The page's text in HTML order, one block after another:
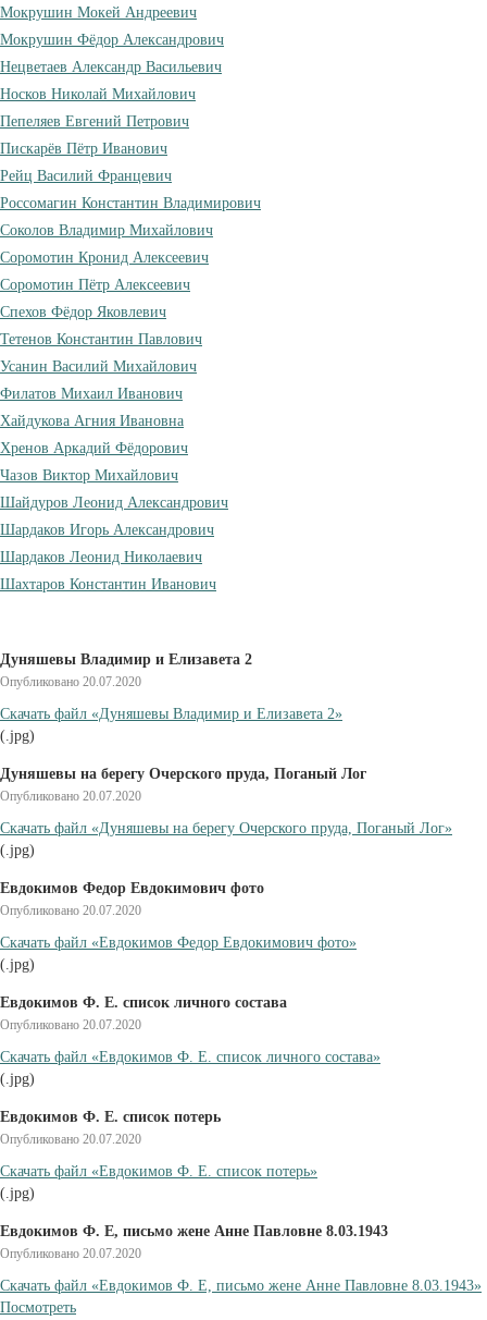
Мокрушин Мокей Андреевич
Мокрушин Фёдор Александрович
Нецветаев Александр Васильевич
Носков Николай Михайлович
Пепеляев Евгений Петрович
Пискарёв Пётр Иванович
Рейц Василий Францевич
Россомагин Константин Владимирович
Соколов Владимир Михайлович
Соромотин Кронид Алексеевич
Соромотин Пётр Алексеевич
Спехов Фёдор Яковлевич
Тетенов Константин Павлович
Усанин Василий Михайлович
Филатов Михаил Иванович
Хайдукова Агния Ивановна
Хренов Аркадий Фёдорович
Чазов Виктор Михайлович
Шайдуров Леонид Александрович
Шардаков Игорь Александрович
Шардаков Леонид Николаевич
Шахтаров Константин Иванович
Дуняшевы Владимир и Елизавета 2
Опубликовано 20.07.2020
Cкачать файл «Дуняшевы Владимир и Елизавета 2»
(.jpg)
Дуняшевы на берегу Очерского пруда, Поганый Лог
Опубликовано 20.07.2020
Cкачать файл «Дуняшевы на берегу Очерского пруда, Поганый Лог»
(.jpg)
Евдокимов Федор Евдокимович фото
Опубликовано 20.07.2020
Cкачать файл «Евдокимов Федор Евдокимович фото»
(.jpg)
Евдокимов Ф. Е. список личного состава
Опубликовано 20.07.2020
Cкачать файл «Евдокимов Ф. Е. список личного состава»
(.jpg)
Евдокимов Ф. Е. список потерь
Опубликовано 20.07.2020
Cкачать файл «Евдокимов Ф. Е. список потерь»
(.jpg)
Евдокимов Ф. Е, письмо жене Анне Павловне 8.03.1943
Опубликовано 20.07.2020
Cкачать файл «Евдокимов Ф. Е, письмо жене Анне Павловне 8.03.1943»
Посмотреть